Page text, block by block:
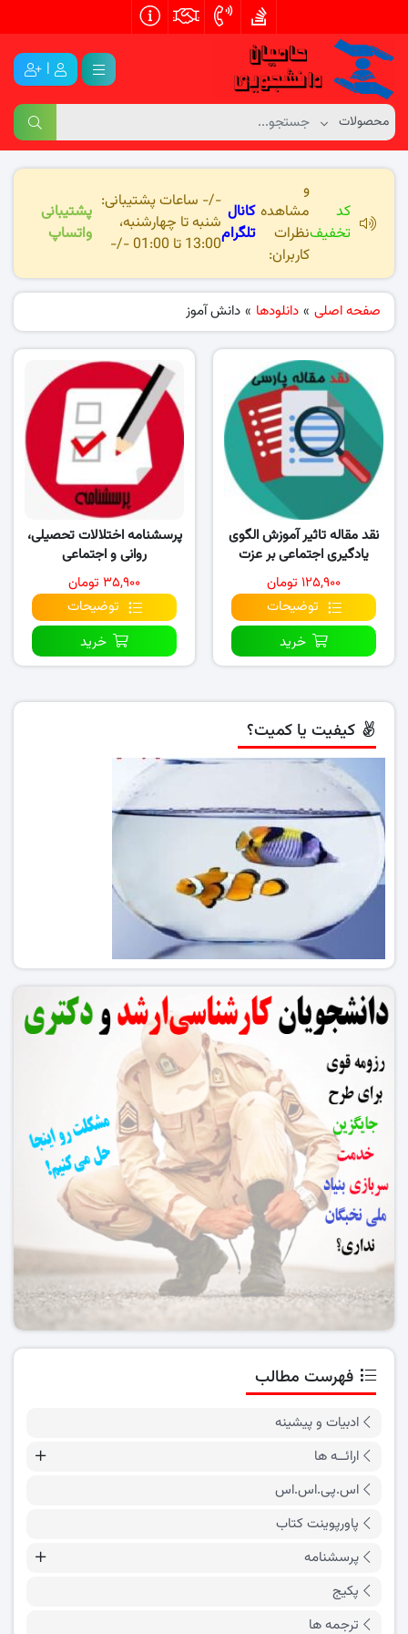
|
کد
تخفیف
و
مشاهده
نظرات
کاربران:
کانال
تلگرام
-/- ساعات پشتیبانی:
شنبه تا چهارشنبه،
13:00 تا 01:00 -/-
پشتیبانی
واتساپ
صفحه اصلی » دانلودها » دانش آموز
نقد مقاله تاثیر آموزش الگوی
یادگیری اجتماعی بر عزت
نفس،اعتمادبنفس
۱۲۵,۹۰۰ تومان
توضیحات
خرید
پرسشنامه اختلالات تحصیلی،
روانی و اجتماعی
۳۵,۹۰۰ تومان
توضیحات
خرید
کیفیت یا کمیت؟
فهرست مطالب
ادبیات و پیشینه
ارائــه ها
اس.پی.اس.اس
پاورپوینت کتاب
پرسشنامه
پکیج
ترجمه ها